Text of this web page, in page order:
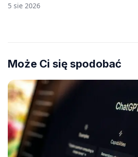
rozumie, dlaczego Sony
5 sie 2026
Może Ci się spodobać